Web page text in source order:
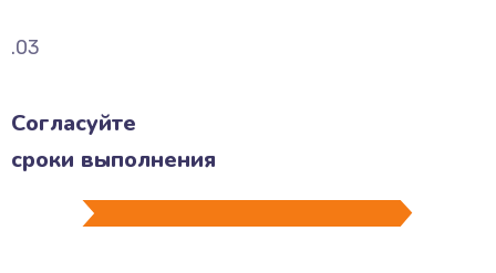
.03
Согласуйте
сроки выполнения